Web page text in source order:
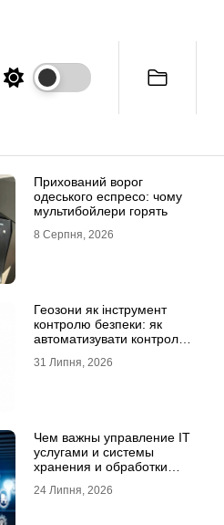
Прихований ворог
одеського еспресо: чому
мультибойлери горять
8 Серпня, 2026
Геозони як інструмент
контролю безпеки: як
автоматизувати контроль
31 Липня, 2026
Чем важны управление IT
услугами и системы
хранения и обработки
24 Липня, 2026